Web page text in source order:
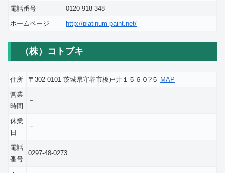
電話番号
0120-918-348
ホームページ
http://platinum-paint.net/
（株）コトブキ
住所 〒302-0101 茨城県守谷市板戸井１５６０?５ MAP
営業
時間
－
休業
日
－
電話
番号
0297-48-0273